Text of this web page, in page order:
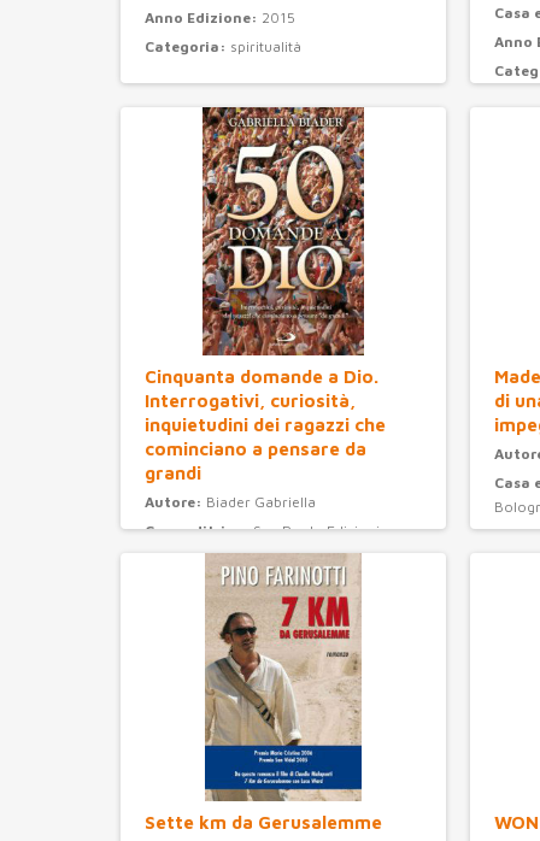
Anno Edizione: 2015
Categoria: spiritualità
Casa
Anno
Cinquanta domande a Dio.
Interrogativi, curiosità,
inquietudini dei ragazzi che
cominciano a pensare da
grandi
Autore: Biader Gabriella
Casa editrice:San Paolo Edizioni
Categoria: ragazzi
di
Casa
Anno
Sette km da Gerusalemme